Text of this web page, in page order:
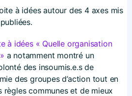
à idées autour des 4 axes mis
à idées « Quelle organisation
a notamment montré un
des insoumis.e.s de
des groupes d’action tout en
règles communes et de mieux